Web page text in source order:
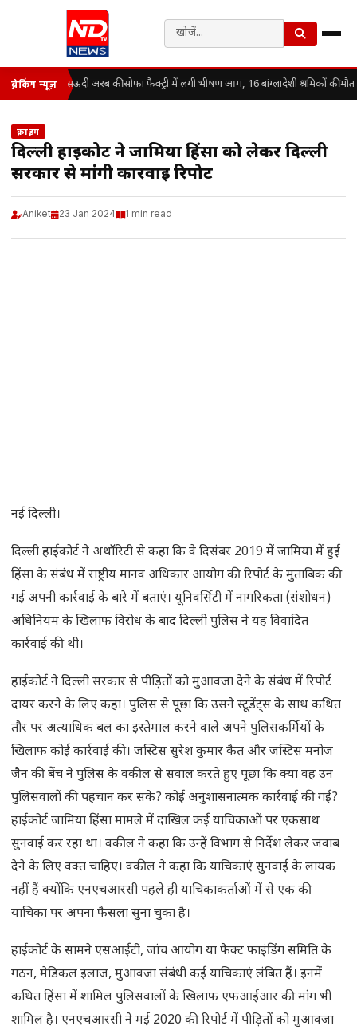
ब्रेकिंग न्यूज़ सऊदी अरब की सोफा फैक्ट्री में लगी भीषण आग, 16 बांग्लादेशी श्रमिकों की मौत
क्राइम
दिल्ली हाईकोर्ट ने जामिया हिंसा को लेकर दिल्ली
सरकार से मांगी कार्रवाई रिपोर्ट
Aniket 23 Jan 2024 1 min read
नई दिल्ली।
दिल्ली हाईकोर्ट ने अथॉरिटी से कहा कि वे दिसंबर 2019 में जामिया में हुई
हिंसा के संबंध में राष्ट्रीय मानव अधिकार आयोग की रिपोर्ट के मुताबिक की
गई अपनी कार्रवाई के बारे में बताएं। यूनिवर्सिटी में नागरिकता (संशोधन)
अधिनियम के खिलाफ विरोध के बाद दिल्ली पुलिस ने यह विवादित
कार्रवाई की थी।
हाईकोर्ट ने दिल्ली सरकार से पीड़ितों को मुआवजा देने के संबंध में रिपोर्ट
दायर करने के लिए कहा। पुलिस से पूछा कि उसने स्टूडेंट्स के साथ कथित
तौर पर अत्याधिक बल का इस्तेमाल करने वाले अपने पुलिसकर्मियों के
खिलाफ कोई कार्रवाई की। जस्टिस सुरेश कुमार कैत और जस्टिस मनोज
जैन की बेंच ने पुलिस के वकील से सवाल करते हुए पूछा कि क्या वह उन
पुलिसवालों की पहचान कर सके? कोई अनुशासनात्मक कार्रवाई की गई?
हाईकोर्ट जामिया हिंसा मामले में दाखिल कई याचिकाओं पर एकसाथ
सुनवाई कर रहा था। वकील ने कहा कि उन्हें विभाग से निर्देश लेकर जवाब
देने के लिए वक्त चाहिए। वकील ने कहा कि याचिकाएं सुनवाई के लायक
नहीं हैं क्योंकि एनएचआरसी पहले ही याचिकाकर्ताओं में से एक की
याचिका पर अपना फैसला सुना चुका है।
हाईकोर्ट के सामने एसआईटी, जांच आयोग या फैक्ट फाइंडिंग समिति के
गठन, मेडिकल इलाज, मुआवजा संबंधी कई याचिकाएं लंबित हैं। इनमें
कथित हिंसा में शामिल पुलिसवालों के खिलाफ एफआईआर की मांग भी
शामिल है। एनएचआरसी ने मई 2020 की रिपोर्ट में पीड़ितों को मुआवजा